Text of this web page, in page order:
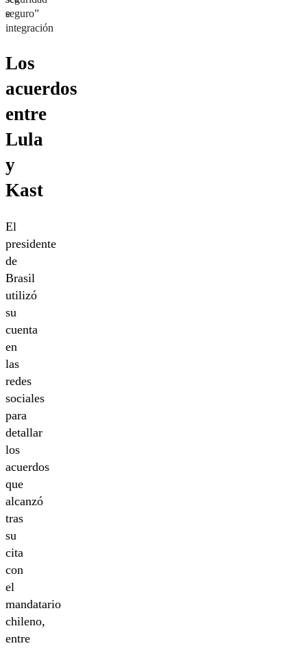
e
integración
seguro”
Los
acuerdos
entre
Lula
y
Kast
El
presidente
de
Brasil
utilizó
su
cuenta
en
las
redes
sociales
para
detallar
los
acuerdos
que
alcanzó
tras
su
cita
con
el
mandatario
chileno,
entre